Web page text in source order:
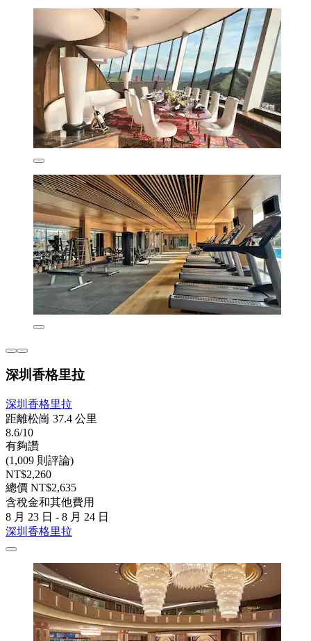
深圳香格里拉
深圳香格里拉
距離松崗 37.4 公里
8.6/10
有夠讚
(1,009 則評論)
NT$2,260
總價 NT$2,635
含稅金和其他費用
8 月 23 日 - 8 月 24 日
深圳香格里拉